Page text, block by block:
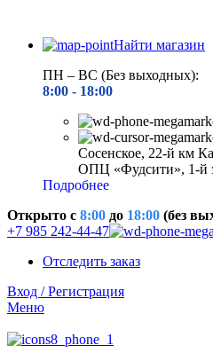
Найти магазин
ПН – ВС (Без выходных):
8:00 - 18:00
Сосенское, 22-й км
ОПЦ «Фудсити», 1-й
Подробнее
Открыто c 8:00 до 18:00 (без
+7 985 242-44-47
Отследить заказ
Вход / Регистрация
Меню